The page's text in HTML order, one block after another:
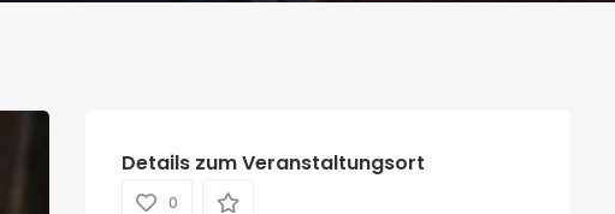
Details zum Veranstaltungsort
0